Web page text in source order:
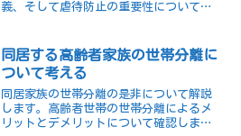
義、そして虐待防止の重要性についての
厳を守り、健全な社会を築くために必要
な情報が提供されています。
同居する高齢者家族の世帯分離に
ついて考える
同居家族の世帯分離の是非について解説
します。高齢者世帯の世帯分離によるメ
リットとデメリットについて確認しまし